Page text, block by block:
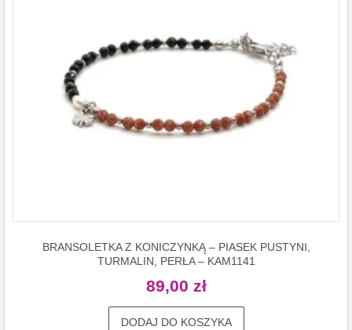
BRANSOLETKA Z KONICZYNKĄ – PIASEK PUSTYNI,
TURMALIN, PERŁA – KAM1141
89,00 zł
DODAJ DO KOSZYKA